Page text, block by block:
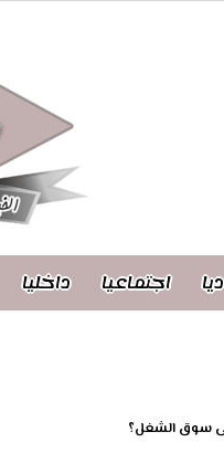
اجتماعيا داخليا
سوق الشغل؟